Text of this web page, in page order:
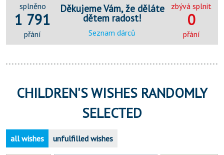
splněno
1 791
přání
Děkujeme Vám, že děláte
dětem radost!
Seznam dárců
zbývá splnit
0
přání
CHILDREN'S WISHES RANDOMLY
SELECTED
all wishes unfulfilled wishes